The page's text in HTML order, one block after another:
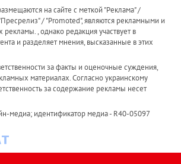
на сайте с меткой "Реклама" /
/ "Promoted", являются рекламными и
рекламы. , однако редакция участвует в
и разделяет мнения, высказанные в этих
за факты и оценочные суждения,
материалах. Согласно украинскому
за содержание рекламы несет
медиа; идентификатор медиа - R40-05097